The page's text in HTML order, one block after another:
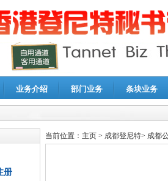
业务介绍 部门业务 条块业务
得税汇算清缴申报鉴证
册
当前位置： 主页 > 成都登尼特> 成都